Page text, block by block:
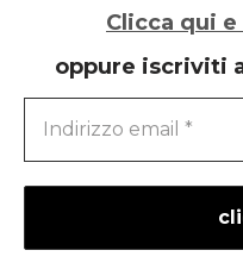
Clicca qui
oppure iscriviti
Neve|